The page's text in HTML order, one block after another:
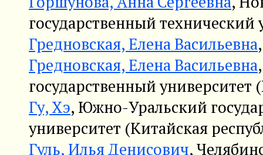
государственный технический
Гредновская, Елена Васильевна
Гредновская, Елена Васильевна
государственный университет
Гу, Хэ, Южно-Уральский
университет (Китайская
Гуль, Илья Денисович,